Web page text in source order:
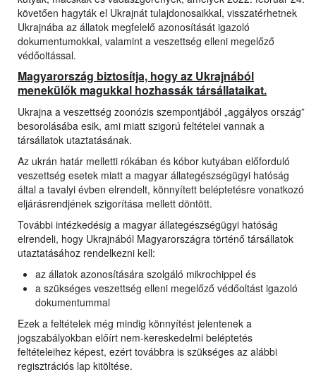
követően hagyták el Ukrajnát tulajdonosaikkal, visszatérhetnek
Ukrajnába az állatok megfelelő azonosítását igazoló
dokumentumokkal, valamint a veszettség elleni megelőző
védőoltással.
Magyarország biztosítja, hogy az Ukrajnából
menekülők magukkal hozhassák társállataikat.
Ukrajna a veszettség zoonózis szempontjából „aggályos ország”
besorolásába esik, ami miatt szigorú feltételei vannak a
társállatok utaztatásának.
Az ukrán határ melletti rókában és kóbor kutyában előforduló
veszettség esetek miatt a magyar állategészségügyi hatóság
által a tavalyi évben elrendelt, könnyített beléptetésre vonatkozó
eljárásrendjének szigorítása mellett döntött.
További intézkedésig a magyar állategészségügyi hatóság
elrendeli, hogy Ukrajnából Magyarországra történő társállatok
utaztatásához rendelkezni kell:
az állatok azonosítására szolgáló mikrochippel és
a szükséges veszettség elleni megelőző védőoltást igazoló
dokumentummal
Ezek a feltételek még mindig könnyítést jelentenek a
jogszabályokban előírt nem-kereskedelmi beléptetés
feltételeihez képest, ezért továbbra is szükséges az alábbi
regisztrációs lap kitöltése.